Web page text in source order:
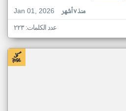
Jan 01, 2026
منذ ٧ أشهر
عدد الكلمات: ٢٢٣